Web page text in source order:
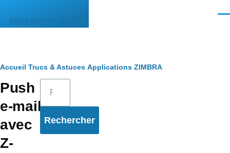
Mon pense-bête
Fil
d'Ariane
Accueil Trucs & Astuces Applications ZIMBRA
Push
e-mail
avec
Z-